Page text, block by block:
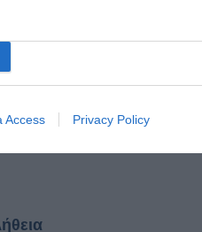
Access Privacy Policy
της
με τους
τους για το μεγάλο και